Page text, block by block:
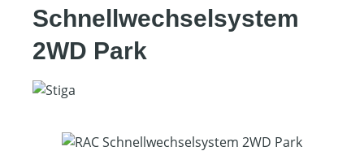
Schnellwechselsystem
2WD Park
Bildergalerie überspringen